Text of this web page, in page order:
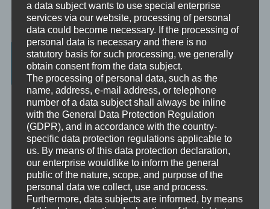
Beratung, Mentoring, Supervision und
Ausbildung
Beratung
Beratung ist das individuelle Aufarbeiten verschiedenster
Problemstellungen durch Interaktion zwischen einer unabhängigen
Person und einem Klienten.
Mentoring
Mentoring ist das individualisierte Weitergeben von Wissen und
Erfahrungen durch Interaktion zwischen einer erfahrenen Person
und einem Klienten.
a data subject wants to use special enterprise
services via our website, processing of personal
data could become necessary. If the processing of
personal data is necessary and there is no
statutory basis for such processing, we generally
obtain consent from the data subject.
The processing of personal data, such as the
name, address, e-mail address, or telephone
number of a data subject shall always be inline
with the General Data Protection Regulation
(GDPR), and in accordance with the country-
specific data protection regulations applicable to
us. By means of this data protection declaration,
our enterprise wouldlike to inform the general
public of the nature, scope, and purpose of the
personal data we collect, use and process.
Furthermore, data subjects are informed, by means